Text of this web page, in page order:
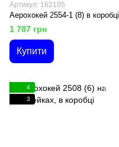
Артикул: 162105
Аерохокей 2554-1 (8) в коробці
1 787 грн
Купити
4
3